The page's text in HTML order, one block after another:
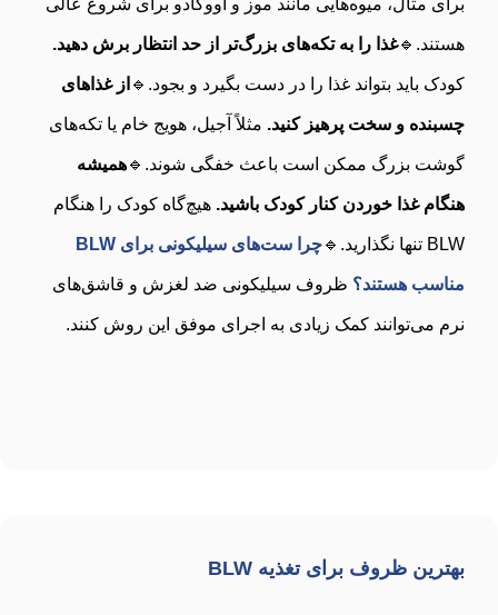
برای مثال، میوه‌هایی مانند موز و آووکادو برای شروع عالی
هستند.🔹غذا را به تکه‌های بزرگ‌تر از حد انتظار برش دهید.
کودک باید بتواند غذا را در دست بگیرد و بجود.🔹 از غذاهای
چسبنده و سخت پرهیز کنید. مثلاً آجیل، هویج خام یا تکه‌های
گوشت بزرگ ممکن است باعث خفگی شوند.🔹همیشه
هنگام غذا خوردن کنار کودک باشید. هیچ‌گاه کودک را هنگام
BLW تنها نگذارید.🔹 چرا ست‌های سیلیکونی برای BLW
مناسب هستند؟ ظروف سیلیکونی ضد لغزش و قاشق‌های
نرم می‌توانند کمک زیادی به اجرای موفق این روش کنند.
بهترین ظروف برای تغذیه BLW